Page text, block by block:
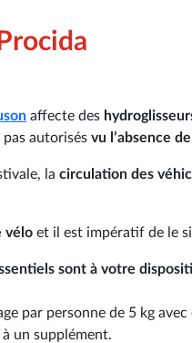
affecte des
pas autorisés vu l’absence
la circulation des
vélo et il est impératif de le
sont à votre
par personne de 5 kg
un supplément.